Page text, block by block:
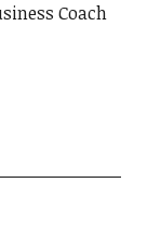
Coach